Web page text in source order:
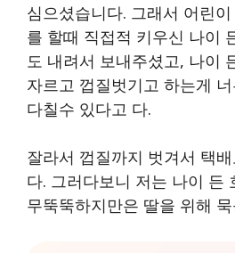
심으셨습니다. 그래서 어린
를 할때 직접적 키우신 나이
도 내려서 보내주셨고, 나이
자르고 껍질벗기고 하는게
다칠수 있다고 다.
잘라서 껍질까지 벗겨서 택
다. 그러다보니 저는 나이 든
무뚝뚝하지만은 딸을 위해